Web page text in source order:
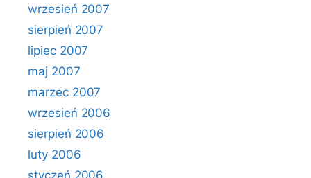
wrzesień 2007
sierpień 2007
lipiec 2007
maj 2007
marzec 2007
wrzesień 2006
sierpień 2006
luty 2006
styczeń 2006